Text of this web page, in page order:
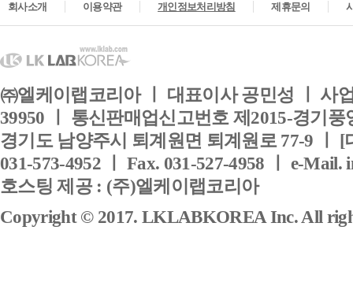
회사소개 이용약관 개인정보처리방침 제휴문의
㈜엘케이랩코리아 ㅣ 대표이사 공민성 ㅣ 사
39950 ㅣ 통신판매업신고번호 제2015-경기풍
경기도 남양주시 퇴계원면 퇴계원로 77-9 ㅣ
031-573-4952 ㅣ Fax. 031-527-4958 ㅣ e-Mail.
호스팅 제공 : (주)엘케이랩코리아
Copyright © 2017. LKLABKOREA Inc. All